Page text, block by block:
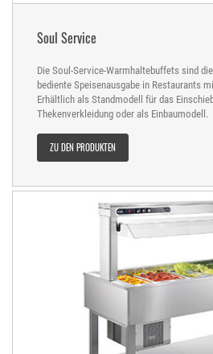
Soul Service
Die Soul-Service-Warmhaltebuffets sind
bediente Speisenausgabe in Restaurants
Erhältlich als Standmodell für das
Thekenverkleidung oder als Einbaumodell.
ZU DEN PRODUKTEN